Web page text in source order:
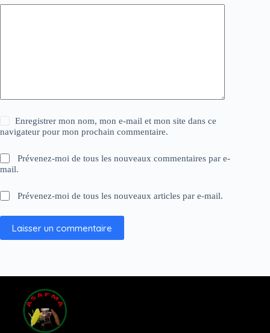
Enregistrer mon nom, mon e-mail et mon site dans ce
navigateur pour mon prochain commentaire.
Prévenez-moi de tous les nouveaux commentaires par e-
mail.
Prévenez-moi de tous les nouveaux articles par e-mail.
Laisser un commentaire